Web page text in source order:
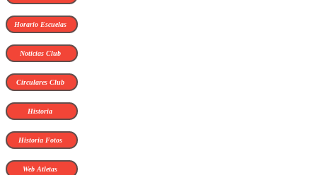
Horario Escuelas
Noticias Club
Circulares Club
Historia
Historia Fotos
Web Atletas